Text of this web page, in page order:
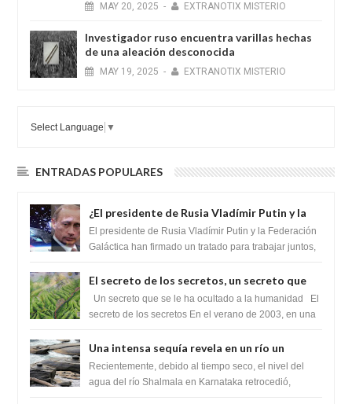
MAY 20, 2025 - EXTRANOTIX MISTERIO
Investigador ruso encuentra varillas hechas
de una aleación desconocida
MAY 19, 2025 - EXTRANOTIX MISTERIO
Select Language ▼
ENTRADAS POPULARES
¿El presidente de Rusia Vladímir Putin y la
Federación Galactica han firmado un
tratado para acabar con los Sionistas?
El presidente de Rusia Vladímir Putin y la Federación
Galáctica han firmado un tratado para trabajar juntos,
El secreto de los secretos, un secreto que
cambiaría por completo el destino de la
humanidad
Un secreto que se le ha ocultado a la humanidad El
secreto de los secretos En el verano de 2003, en una
Una intensa sequía revela en un río un
impresionante hallazgo de miles de Shiva
Lingas
Recientemente, debido al tiempo seco, el nivel del
agua del río Shalmala en Karnataka retrocedió,